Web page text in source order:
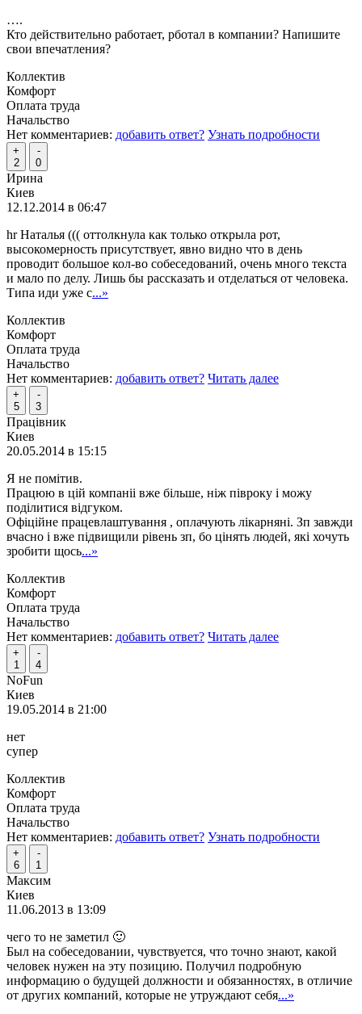
….
Кто действительно работает, рботал в компании? Напишите
свои впечатления?
Коллектив
Комфорт
Оплата труда
Начальство
Нет комментариев: добавить ответ? Узнать подробности
+
2
-
0
Ирина
Киев
12.12.2014 в 06:47
hr Наталья ((( оттолкнула как только открыла рот,
высокомерность присутствует, явно видно что в день
проводит большое кол-во собеседований, очень много текста
и мало по делу. Лишь бы рассказать и отделаться от человека.
Типа иди уже с...»
Коллектив
Комфорт
Оплата труда
Начальство
Нет комментариев: добавить ответ? Читать далее
+
5
-
3
Працівник
Киев
20.05.2014 в 15:15
Я не помітив.
Працюю в цій компаніі вже більше, ніж півроку і можу
поділитися відгуком.
Офіційне працевлаштування , оплачують лікарняні. Зп завжди
вчасно і вже підвищили рівень зп, бо цінять людей, які хочуть
зробити щось...»
Коллектив
Комфорт
Оплата труда
Начальство
Нет комментариев: добавить ответ? Читать далее
+
1
-
4
NoFun
Киев
19.05.2014 в 21:00
нет
супер
Коллектив
Комфорт
Оплата труда
Начальство
Нет комментариев: добавить ответ? Узнать подробности
+
6
-
1
Максим
Киев
11.06.2013 в 13:09
чего то не заметил 🙂
Был на собеседовании, чувствуется, что точно знают, какой
человек нужен на эту позицию. Получил подробную
информацию о будущей должности и обязанностях, в отличие
от других компаний, которые не утруждают себя...»